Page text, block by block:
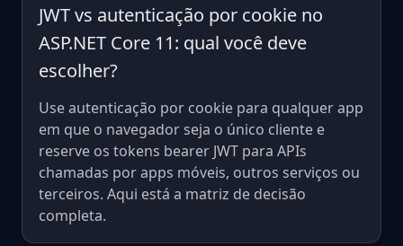
JWT vs autenticação por cookie no
ASP.NET Core 11: qual você deve
escolher?
Use autenticação por cookie para qualquer app
em que o navegador seja o único cliente e
reserve os tokens bearer JWT para APIs
chamadas por apps móveis, outros serviços ou
terceiros. Aqui está a matriz de decisão
completa.